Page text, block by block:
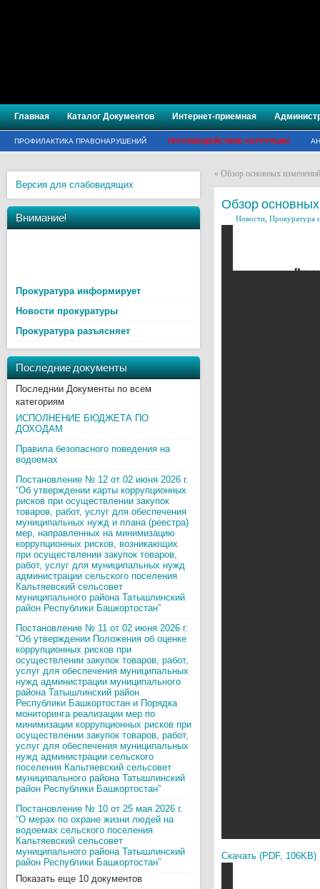
Главная Каталог Документов Интернет-приемная
ПРОФИЛАКТИКА ПРАВОНАРУШЕНИЙ ПРОТИВОДЕЙСТВИЕ КОРРУПЦИИ
Версия для слабовидящих
Внимание!
Прокуратура информирует
Новости прокуратуры
Прокуратура разъясняет
Последние документы
Последнии Документы по всем
категориям
ИСПОЛНЕНИЕ БЮДЖЕТА ПО
ДОХОДАМ
Правила безопасного поведения на
водоемах
Постановление № 12 от 02 июня 2026 г.
“Об утверждении карты коррупционных
рисков при осуществлении закупок
товаров, работ, услуг для обеспечения
муниципальных нужд и плана (реестра)
мер, направленных на минимизацию
коррупционных рисков, возникающих
при осуществлении закупок товаров,
работ, услуг для муниципальных нужд
администрации сельского поселения
Кальтяевский сельсовет
муниципального района Татышлинский
район Республики Башкортостан”
Постановление № 11 от 02 июня 2026 г.
“Об утверждении Положения об оценке
коррупционных рисков при
осуществлении закупок товаров, работ,
услуг для обеспечения муниципальных
нужд администрации муниципального
района Татышлинский район
Республики Башкортостан и Порядка
мониторинга реализации мер по
минимизации коррупционных рисков при
осуществлении закупок товаров, работ,
услуг для обеспечения муниципальных
нужд администрации сельского
поселения Кальтяевский сельсовет
муниципального района Татышлинский
район Республики Башкортостан”
Постановление № 10 от 25 мая 2026 г.
“О мерах по охране жизни людей на
водоемах сельского поселения
Кальтяевский сельсовет
муниципального района Татышлинский
район Республики Башкортостан”
Показать еще 10 документов
« Обзор основных изменений
Обзор
Новости Прокуратура
Скачать (PDF, 106KB)